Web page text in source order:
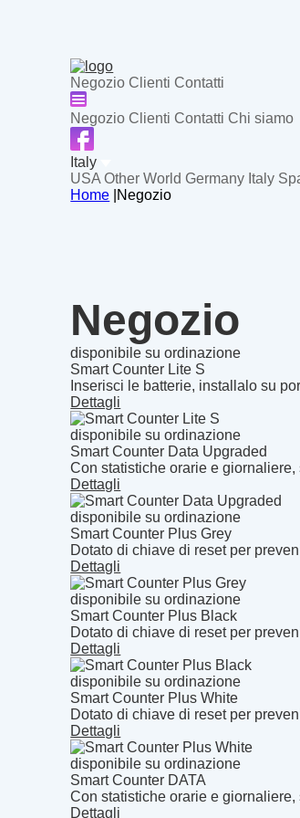
Negozio Clienti Contatti
Negozio Clienti Contatti Chi siamo
Italy
USA Other World Germany Italy
Home Negozio
Negozio
disponibile su ordinazione
Smart Counter Lite S
Inserisci le batterie, installalo su
Dettagli
disponibile su ordinazione
Smart Counter Data Upgraded
Con statistiche orarie e
Dettagli
disponibile su ordinazione
Smart Counter Plus Grey
Dotato di chiave di reset per
Dettagli
disponibile su ordinazione
Smart Counter Plus Black
Dotato di chiave di reset per
Dettagli
disponibile su ordinazione
Smart Counter Plus White
Dotato di chiave di reset per
Dettagli
disponibile su ordinazione
Smart Counter DATA
Con statistiche orarie e
Dettagli